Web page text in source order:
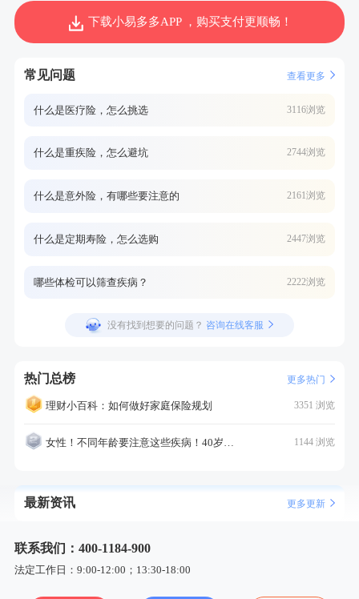
下载小易多多APP ，购买支付更顺畅！
常见问题 查看更多
什么是医疗险，怎么挑选 3116浏览
什么是重疾险，怎么避坑 2744浏览
什么是意外险，有哪些要注意的 2161浏览
什么是定期寿险，怎么选购 2447浏览
哪些体检可以筛查疾病？ 2222浏览
没有找到想要的问题？ 咨询在线客服
热门总榜 更多热门
理财小百科：如何做好家庭保险规划 3351 浏览
女性！不同年龄要注意这些疾病！40岁的这个疾病最需要注意！ 1144 浏览
最新资讯 更多更新
联系我们：400-1184-900
法定工作日：9:00-12:00；13:30-18:00